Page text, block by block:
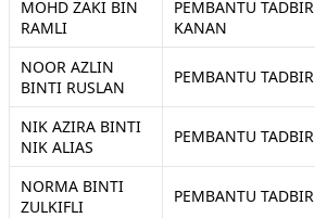
MOHD ZAKI BIN
RAMLI
PEMBANTU TADBIR
KANAN
NOOR AZLIN
BINTI RUSLAN
PEMBANTU TADBIR
NIK AZIRA BINTI
NIK ALIAS
PEMBANTU TADBIR
NORMA BINTI
ZULKIFLI
PEMBANTU TADBIR